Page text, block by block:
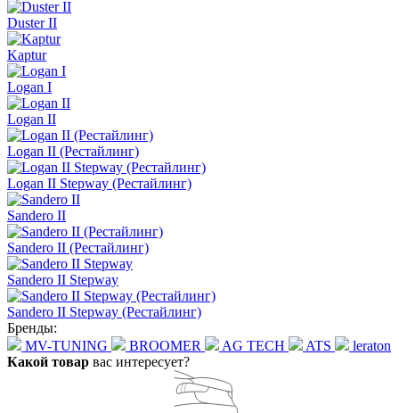
Duster II
Kaptur
Logan I
Logan II
Logan II (Рестайлинг)
Logan II Stepway (Рестайлинг)
Sandero II
Sandero II (Рестайлинг)
Sandero II Stepway
Sandero II Stepway (Рестайлинг)
Бренды:
MV-TUNING
BROOMER AG TECH ATS
leraton
Какой товар вас интересует?